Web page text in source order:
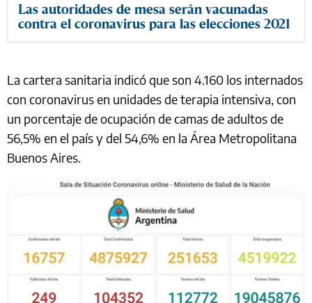
Las autoridades de mesa serán vacunadas
contra el coronavirus para las elecciones 2021
La cartera sanitaria indicó que son 4.160 los internados
con coronavirus en unidades de terapia intensiva, con
un porcentaje de ocupación de camas de adultos de
56,5% en el país y del 54,6% en la Área Metropolitana
Buenos Aires.